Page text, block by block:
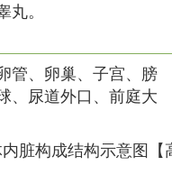
丸。
管、卵巢、子宫、膀
、尿道外口、前庭大